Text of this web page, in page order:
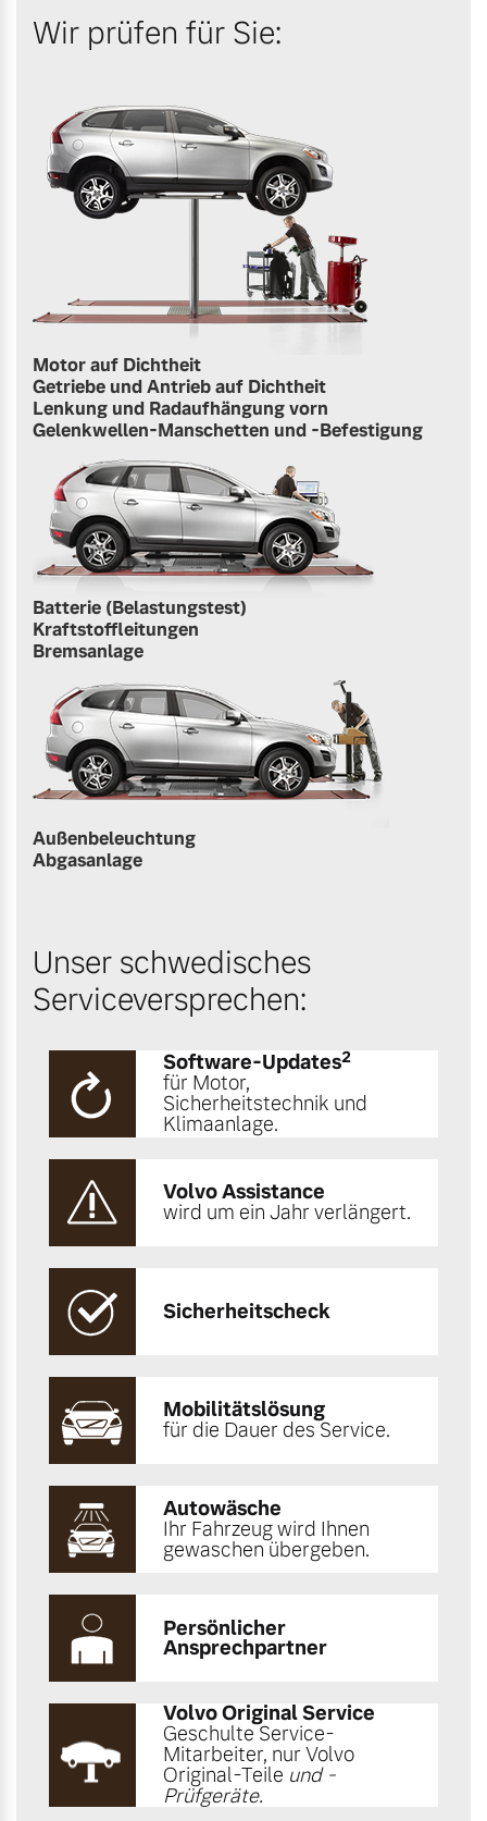
Wir prüfen für Sie:
Motor auf Dichtheit
Getriebe und Antrieb auf Dichtheit
Lenkung und Radaufhängung vorn
Gelenkwellen-Manschetten und -Befestigung
Batterie (Belastungstest)
Kraftstoffleitungen
Bremsanlage
Außenbeleuchtung
Abgasanlage
Unser schwedisches
Serviceversprechen:
Software-Updates2
für Motor,
Sicherheitstechnik und
Klimaanlage.
Volvo Assistance
wird um ein Jahr verlängert.
Sicherheitscheck
Mobilitätslösung
für die Dauer des Service.
Autowäsche
Ihr Fahrzeug wird Ihnen
gewaschen übergeben.
Persönlicher
Ansprechpartner
Volvo Original Service
Geschulte Service-
Mitarbeiter, nur Volvo
Original-Teile und -
Prüfgeräte.